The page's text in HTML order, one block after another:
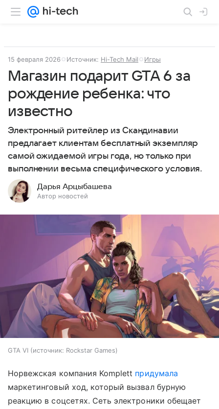
15 февраля 2026 Источник: Hi-Tech Mail Игры
Магазин подарит GTA 6 за
рождение ребенка: что
известно
Электронный ритейлер из Скандинавии
предлагает клиентам бесплатный экземпляр
самой ожидаемой игры года, но только при
выполнении весьма специфического условия.
Дарья Арцыбашева
Автор новостей
GTA VI источник: Rockstar Games
Норвежская компания Komplett придумала
маркетинговый ход, который вызвал бурную
реакцию в соцсетях. Сеть электроники обещает